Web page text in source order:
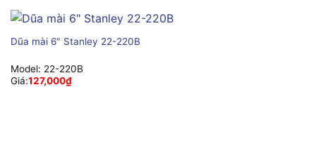
Dũa mài 6″ Stanley 22-220B
Model: 22-220B
Giá:127,000₫